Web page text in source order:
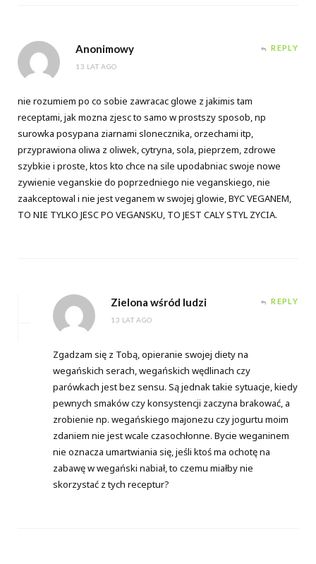
Anonimowy
13 LAT AGO
REPLY
nie rozumiem po co sobie zawracac glowe z jakimis tam
receptami, jak mozna zjesc to samo w prostszy sposob, np
surowka posypana ziarnami slonecznika, orzechami itp,
przyprawiona oliwa z oliwek, cytryna, sola, pieprzem, zdrowe
szybkie i proste, ktos kto chce na sile upodabniac swoje nowe
zywienie veganskie do poprzedniego nie veganskiego, nie
zaakceptowal i nie jest veganem w swojej glowie, BYC VEGANEM,
TO NIE TYLKO JESC PO VEGANSKU, TO JEST CALY STYL ZYCIA.
Zielona wśród ludzi
13 LAT AGO
REPLY
Zgadzam się z Tobą, opieranie swojej diety na
wegańskich serach, wegańskich wędlinach czy
parówkach jest bez sensu. Są jednak takie sytuacje, kiedy
pewnych smaków czy konsystencji zaczyna brakować, a
zrobienie np. wegańskiego majonezu czy jogurtu moim
zdaniem nie jest wcale czasochłonne. Bycie weganinem
nie oznacza umartwiania się, jeśli ktoś ma ochotę na
zabawę w wegański nabiał, to czemu miałby nie
skorzystać z tych receptur?